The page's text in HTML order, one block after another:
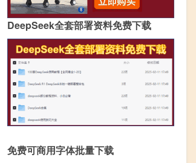
DeepSeek全套部署资料免费下载
免费可商用字体批量下载